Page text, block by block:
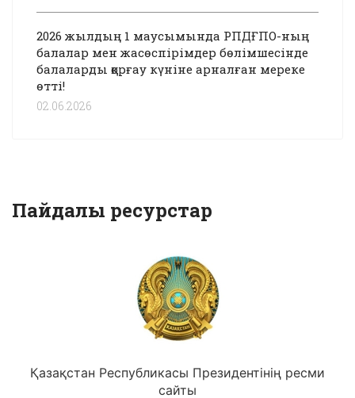
2026 жылдың 1 маусымында РПДҒПО-ның
балалар мен жасөспірімдер бөлімшесінде
балаларды қорғау күніне арналған мереке
өтті!
02.06.2026
Пайдалы ресурстар
Қазақстан Республикасы Президентінің ресми
сайты